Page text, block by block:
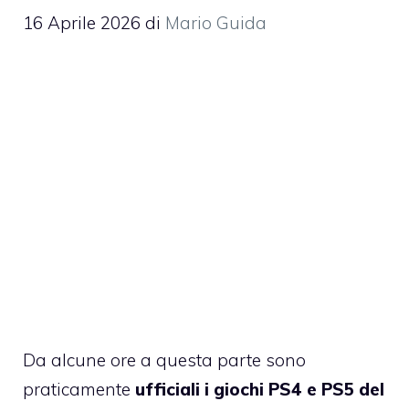
16 Aprile 2026 di Mario Guida
Da alcune ore a questa parte sono
praticamente ufficiali i giochi PS4 e PS5 del